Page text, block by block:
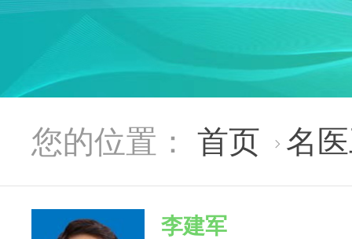
您的位置： 首页  名
李建军